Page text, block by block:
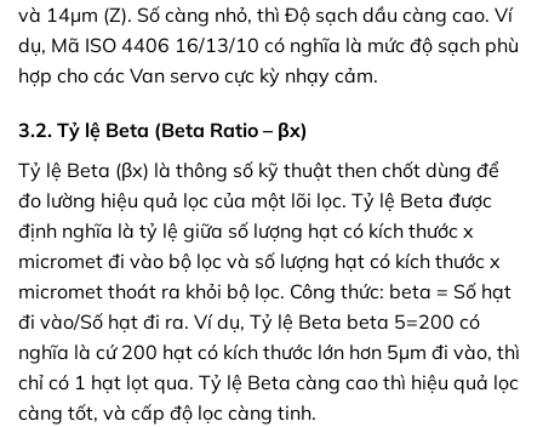
và 14µm (Z). Số càng nhỏ, thì Độ sạch dầu càng cao. Ví
dụ, Mã ISO 4406 16/13/10 có nghĩa là mức độ sạch phù
hợp cho các Van servo cực kỳ nhạy cảm.
3.2. Tỷ lệ Beta (Beta Ratio – βx)
Tỷ lệ Beta (βx) là thông số kỹ thuật then chốt dùng để
đo lường hiệu quả lọc của một lõi lọc. Tỷ lệ Beta được
định nghĩa là tỷ lệ giữa số lượng hạt có kích thước x
micromet đi vào bộ lọc và số lượng hạt có kích thước x
micromet thoát ra khỏi bộ lọc. Công thức: beta = Số hạt
đi vào/Số hạt đi ra. Ví dụ, Tỷ lệ Beta beta 5=200 có
nghĩa là cứ 200 hạt có kích thước lớn hơn 5µm đi vào, thì
chỉ có 1 hạt lọt qua. Tỷ lệ Beta càng cao thì hiệu quả lọc
càng tốt, và cấp độ lọc càng tinh.